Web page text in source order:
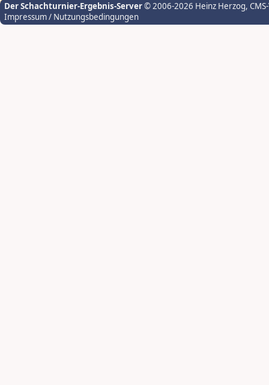
Der Schachturnier-Ergebnis-Server© 2006-2026 Heinz Herzog,
Impressum / Nutzungsbedingungen